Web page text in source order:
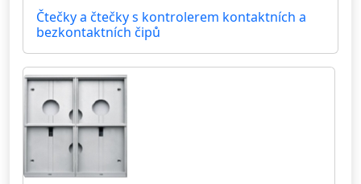
Čtečky a čtečky s kontrolerem kontaktních a
bezkontaktních čipů